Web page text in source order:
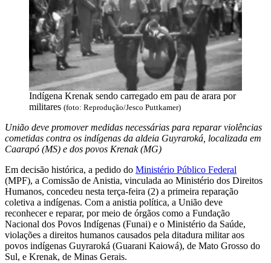
Indígena Krenak sendo carregado em pau de arara por
militares (foto: Reprodução/Jesco Puttkamer)
União deve promover medidas necessárias para reparar violências
cometidas contra os indígenas da aldeia Guyraroká, localizada em
Caarapó (MS) e dos povos Krenak (MG)
Em decisão histórica, a pedido do Ministério Público Federal
(MPF), a Comissão de Anistia, vinculada ao Ministério dos Direitos
Humanos, concedeu nesta terça-feira (2) a primeira reparação
coletiva a indígenas. Com a anistia política, a União deve
reconhecer e reparar, por meio de órgãos como a Fundação
Nacional dos Povos Indígenas (Funai) e o Ministério da Saúde,
violações a direitos humanos causados pela ditadura militar aos
povos indígenas Guyraroká (Guarani Kaiowá), de Mato Grosso do
Sul, e Krenak, de Minas Gerais.